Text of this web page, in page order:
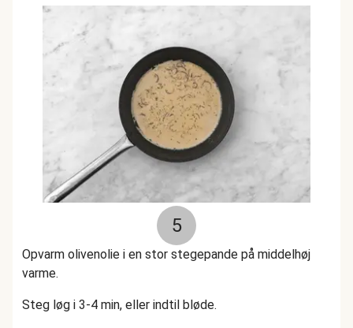
5
Opvarm olivenolie i en stor stegepande på middelhøj
varme.
Steg løg i 3-4 min, eller indtil bløde.